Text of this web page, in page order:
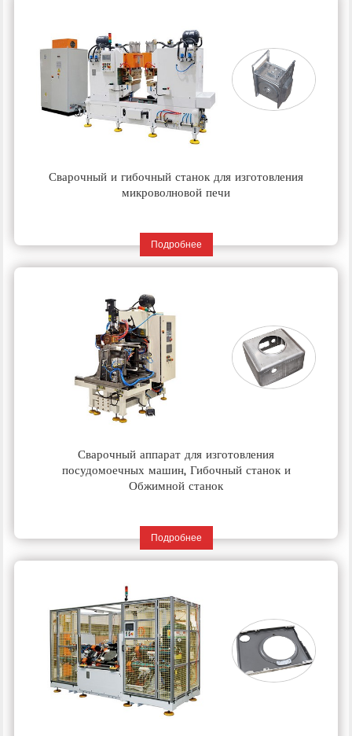
Сварочный и гибочный станок для изготовления
микроволновой печи
Подробнее
Сварочный аппарат для изготовления
посудомоечных машин, Гибочный станок и
Обжимной станок
Подробнее